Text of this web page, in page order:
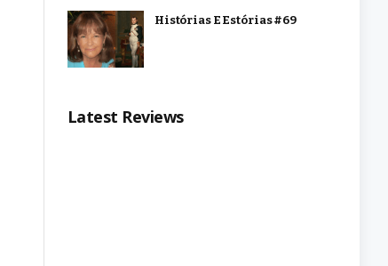
Histórias E Estórias #69
Latest Reviews